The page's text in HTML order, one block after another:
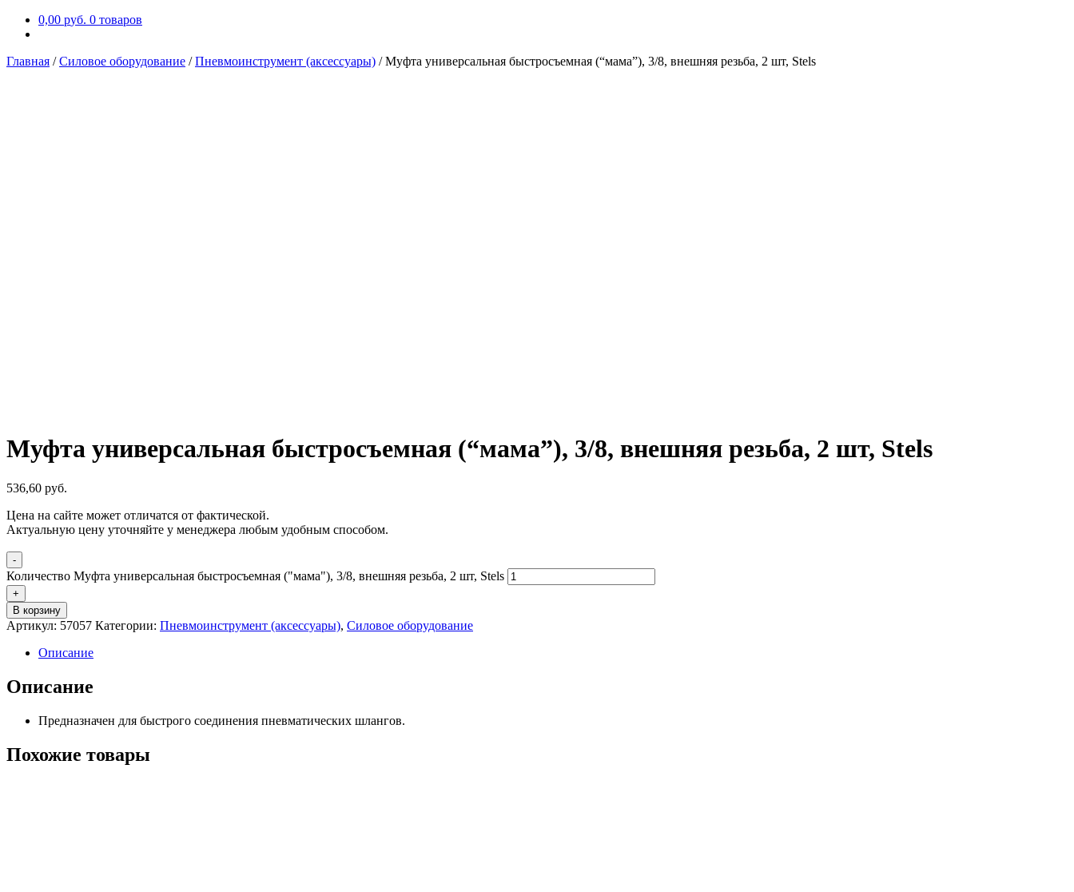
0,00 руб. 0 товаров
Главная /Силовое оборудование /Пневмоинструмент (аксессуары) /Муфта универсальная быстросъемная (“мама”), 3/8, внешняя резьба, 2 шт, Stels
Муфта универсальная быстросъемная (“мама”), 3/8, внешняя резьба, 2 шт, Stels
536,60 руб.
Цена на сайте может отличатся от фактической.
Актуальную цену уточняйте у менеджера любым удобным способом.
-
Количество Муфта универсальная быстросъемная ("мама"), 3/8, внешняя резьба, 2 шт, Stels
+
В корзину
Артикул: 57057 Категории: Пневмоинструмент (аксессуары), Силовое оборудование
Описание
Описание
Предназначен для быстрого соединения пневматических шлангов.
Похожие товары